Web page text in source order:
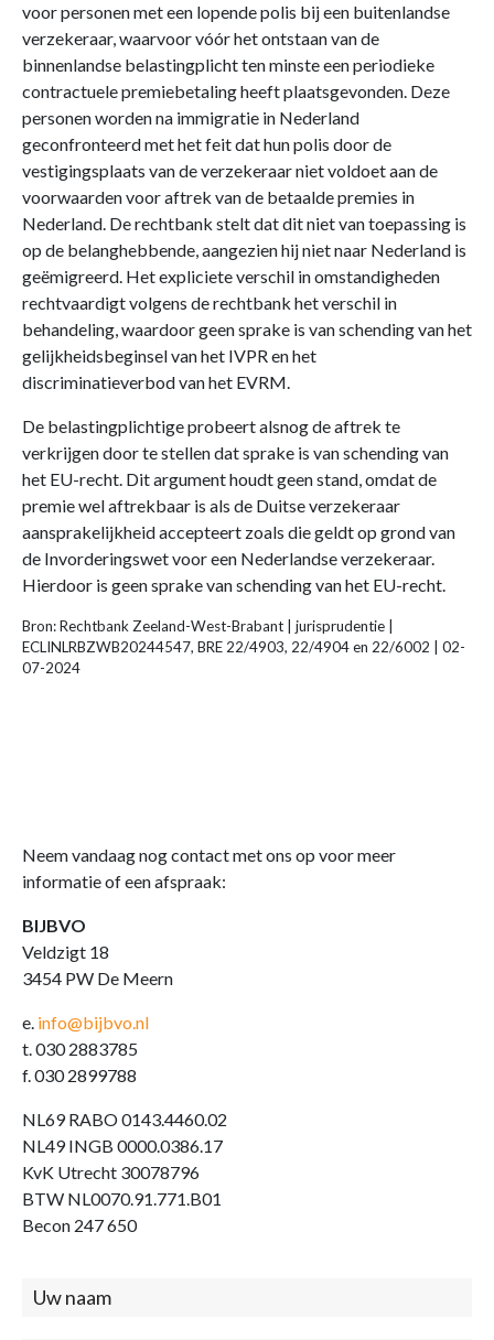
voor personen met een lopende polis bij een buitenlandse
verzekeraar, waarvoor vóór het ontstaan van de
binnenlandse belastingplicht ten minste een periodieke
contractuele premiebetaling heeft plaatsgevonden. Deze
personen worden na immigratie in Nederland
geconfronteerd met het feit dat hun polis door de
vestigingsplaats van de verzekeraar niet voldoet aan de
voorwaarden voor aftrek van de betaalde premies in
Nederland. De rechtbank stelt dat dit niet van toepassing is
op de belanghebbende, aangezien hij niet naar Nederland is
geëmigreerd. Het expliciete verschil in omstandigheden
rechtvaardigt volgens de rechtbank het verschil in
behandeling, waardoor geen sprake is van schending van het
gelijkheidsbeginsel van het IVPR en het
discriminatieverbod van het EVRM.
De belastingplichtige probeert alsnog de aftrek te
verkrijgen door te stellen dat sprake is van schending van
het EU-recht. Dit argument houdt geen stand, omdat de
premie wel aftrekbaar is als de Duitse verzekeraar
aansprakelijkheid accepteert zoals die geldt op grond van
de Invorderingswet voor een Nederlandse verzekeraar.
Hierdoor is geen sprake van schending van het EU-recht.
Bron: Rechtbank Zeeland-West-Brabant | jurisprudentie |
ECLINLRBZWB20244547, BRE 22/4903, 22/4904 en 22/6002 | 02-
07-2024
Neem vandaag nog contact met ons op voor meer
informatie of een afspraak:
BIJBVO
Veldzigt 18
3454 PW De Meern
e. info@bijbvo.nl
t. 030 2883785
f. 030 2899788
NL69 RABO 0143.4460.02
NL49 INGB 0000.0386.17
KvK Utrecht 30078796
BTW NL0070.91.771.B01
Becon 247 650
Contact